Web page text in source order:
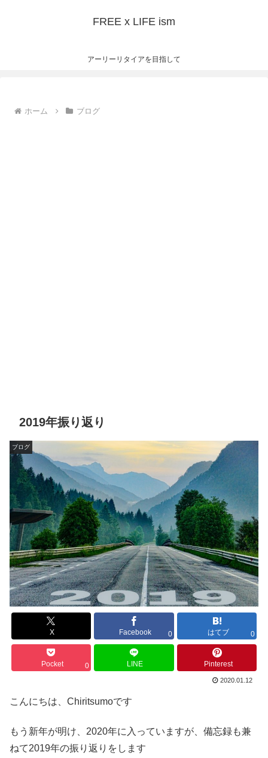
FREE x LIFE ism
アーリーリタイアを目指して
ホーム ブログ
2019年振り返り
ブログ
X Facebook 0 はてブ 0
Pocket 0 LINE Pinterest
2020.01.12
こんにちは、Chiritsumoです
もう新年が明け、2020年に入っていますが、備忘録も兼
ねて2019年の振り返りをします